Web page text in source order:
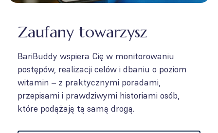
Zaufany towarzysz
BariBuddy wspiera Cię w monitorowaniu
postępów, realizacji celów i dbaniu o poziom
witamin – z praktycznymi poradami,
przepisami i prawdziwymi historiami osób,
które podążają tą samą drogą.